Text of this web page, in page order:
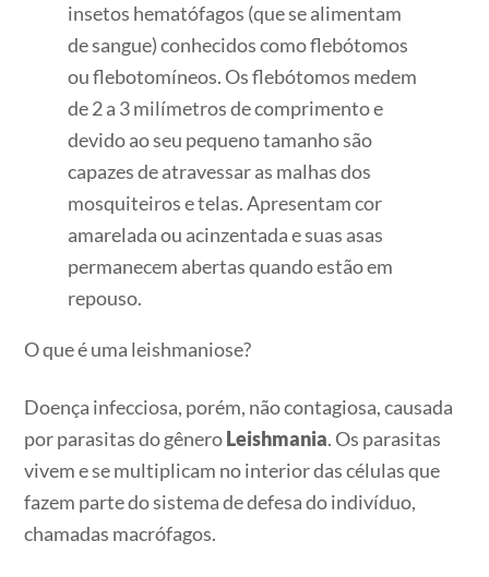
insetos hematófagos (que se alimentam
de sangue) conhecidos como flebótomos
ou flebotomíneos. Os flebótomos medem
de 2 a 3 milímetros de comprimento e
devido ao seu pequeno tamanho são
capazes de atravessar as malhas dos
mosquiteiros e telas. Apresentam cor
amarelada ou acinzentada e suas asas
permanecem abertas quando estão em
repouso.
O que é uma leishmaniose?
Doença infecciosa, porém, não contagiosa, causada
por parasitas do gêneroLeishmania. Os parasitas
vivem e se multiplicam no interior das células que
fazem parte do sistema de defesa do indivíduo,
chamadas macrófagos.